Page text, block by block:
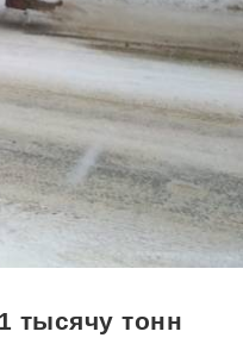
тысячу тонн